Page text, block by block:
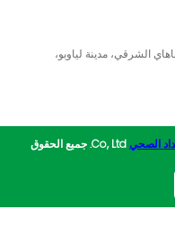
هوانغشاهاي الشرقي، مدينة لياوبو،
الصحي
Co, Ltd. جميع الحقوق